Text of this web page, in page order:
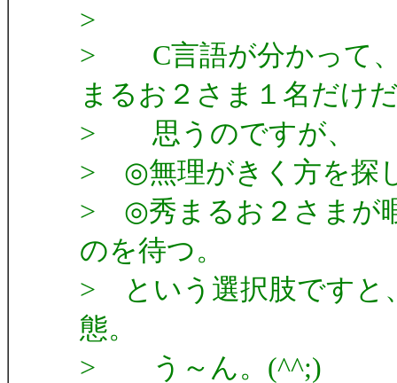
>
> C言語が分かって、
まるお２さま１名だけ
> 思うのですが、
> ◎無理がきく方を探
> ◎秀まるお２さまが
のを待つ。
> という選択肢ですと
態。
> う～ん。(^^;)